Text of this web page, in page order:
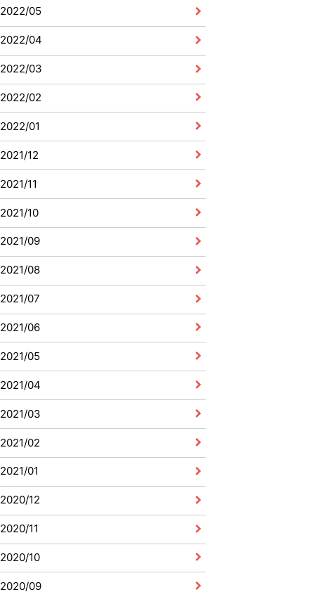
2022/05
2022/04
2022/03
2022/02
2022/01
2021/12
2021/11
2021/10
2021/09
2021/08
2021/07
2021/06
2021/05
2021/04
2021/03
2021/02
2021/01
2020/12
2020/11
2020/10
2020/09